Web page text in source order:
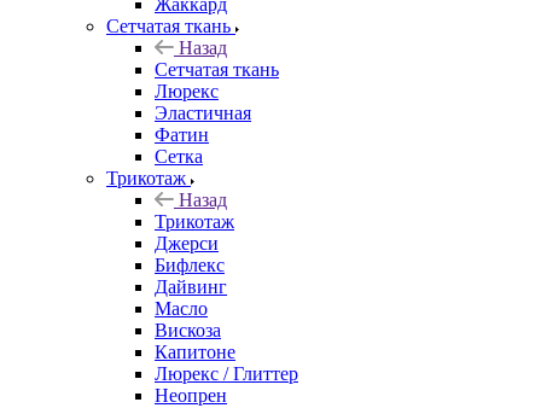
Жаккард
Сетчатая ткань
Назад
Сетчатая ткань
Люрекс
Эластичная
Фатин
Сетка
Трикотаж
Назад
Трикотаж
Джерси
Бифлекс
Дайвинг
Масло
Вискоза
Капитоне
Люрекс / Глиттер
Неопрен